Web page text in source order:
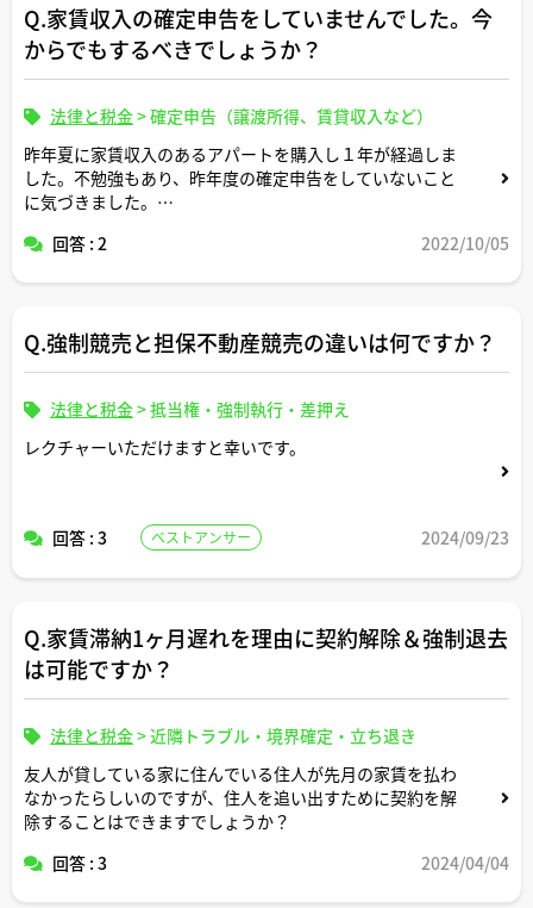
Q.家賃収入の確定申告をしていませんでした。今
からでもするべきでしょうか？
法律と税金>確定申告（譲渡所得、賃貸収入など）
昨年夏に家賃収入のあるアパートを購入し１年が経過しま
した。不勉強もあり、昨年度の確定申告をしていないこと
に気づきました。
今からでも確定申告はするべきでしょうか？確定申告をし
回答 : 2 2022/10/05
Q.強制競売と担保不動産競売の違いは何ですか？
法律と税金>抵当権・強制執行・差押え
レクチャーいただけますと幸いです。
回答 : 3 ベストアンサー 2024/09/23
Q.家賃滞納1ヶ月遅れを理由に契約解除＆強制退去
は可能ですか？
法律と税金>近隣トラブル・境界確定・立ち退き
友人が貸している家に住んでいる住人が先月の家賃を払わ
なかったらしいのですが、住人を追い出すために契約を解
除することはできますでしょうか？
回答 : 3
2024/04/04